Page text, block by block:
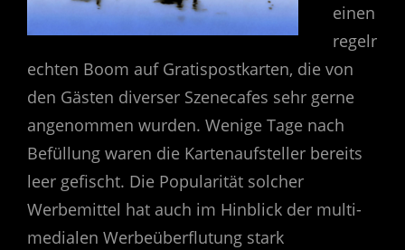
einen
regelr
echten Boom auf Gratispostkarten, die von
den Gästen diverser Szenecafes sehr gerne
angenommen wurden. Wenige Tage nach
Befüllung waren die Kartenaufsteller bereits
leer gefischt. Die Popularität solcher
Werbemittel hat auch im Hinblick der multi-
medialen Werbeüberflutung stark